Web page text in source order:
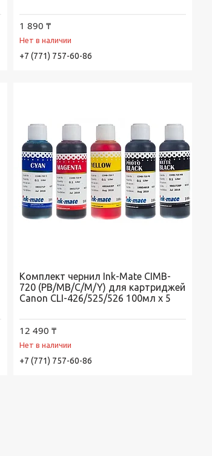
1 890 ₸
Нет в наличии
+7 (771) 757-60-86
Комплект чернил Ink-Mate CIMB-
720 (PB/MB/C/M/Y) для картриджей
Canon CLI-426/525/526 100мл x 5
12 490 ₸
Нет в наличии
+7 (771) 757-60-86